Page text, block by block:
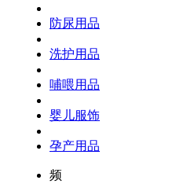
防尿用品
洗护用品
哺喂用品
婴儿服饰
孕产用品
频